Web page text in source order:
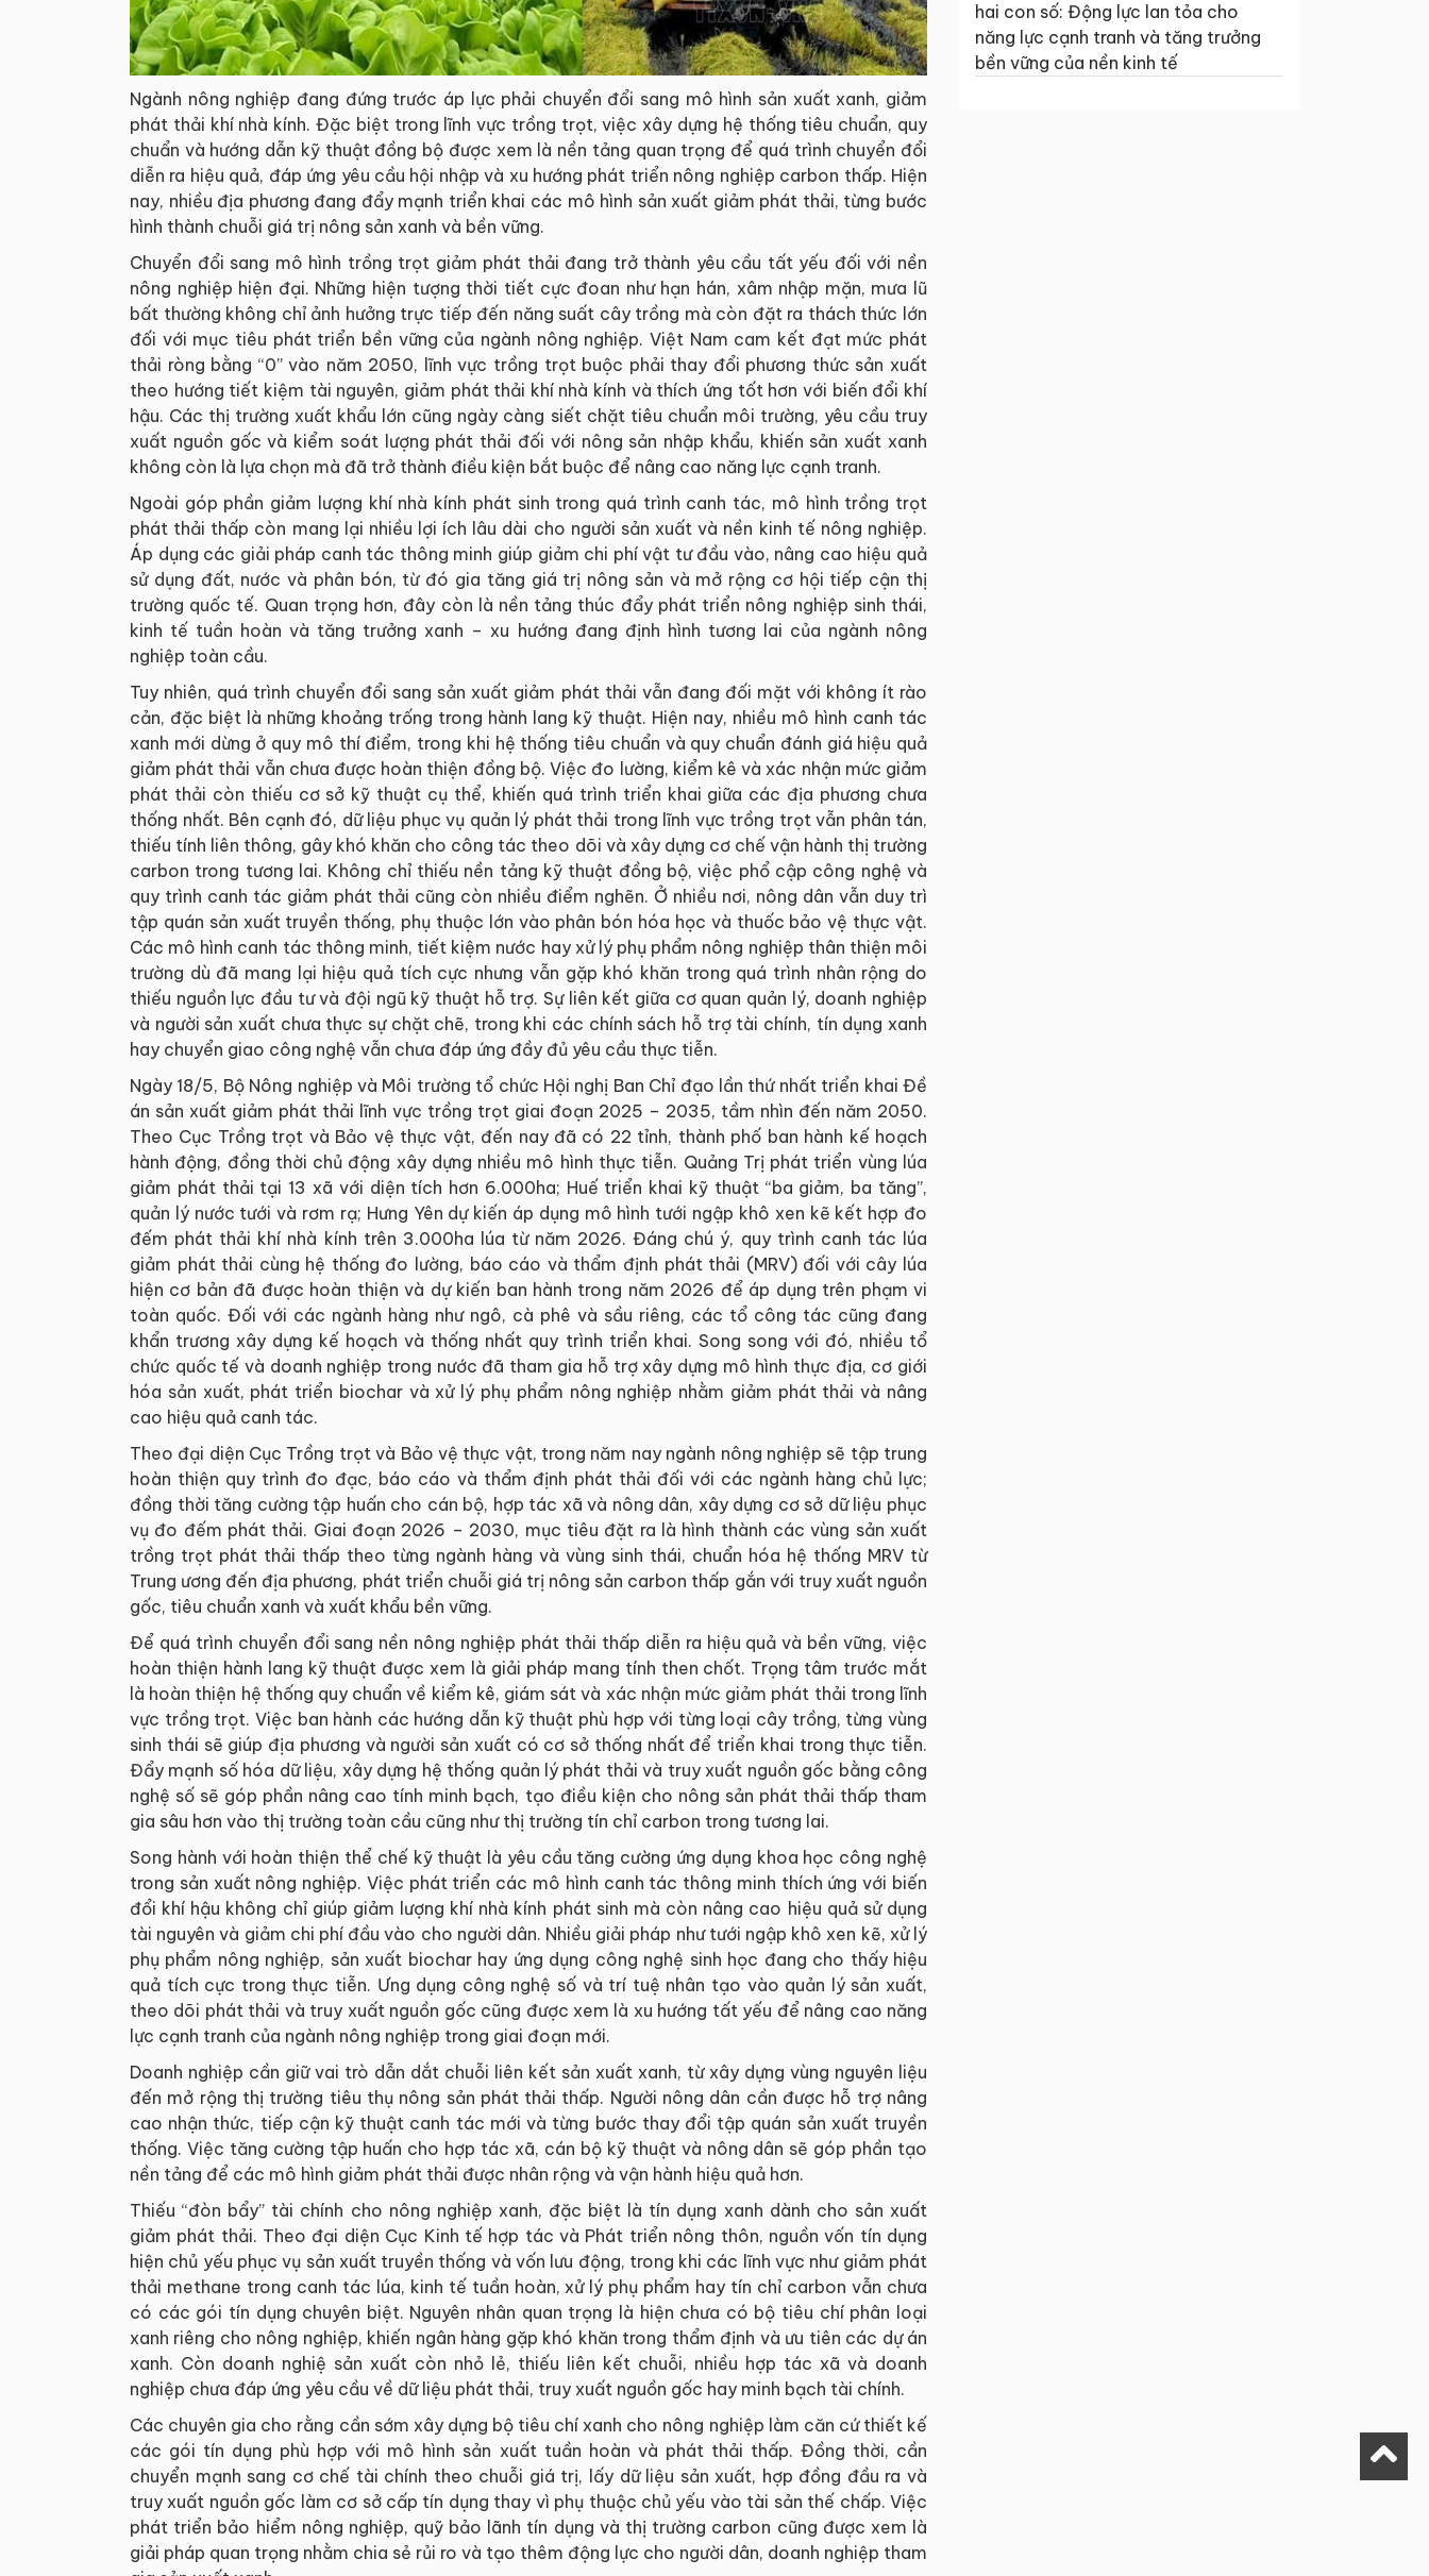
Ngành nông nghiệp đang đứng trước áp lực phải chuyển đổi sang mô hình sản xuất xanh, giảm
phát thải khí nhà kính. Đặc biệt trong lĩnh vực trồng trọt, việc xây dựng hệ thống tiêu chuẩn, quy
chuẩn và hướng dẫn kỹ thuật đồng bộ được xem là nền tảng quan trọng để quá trình chuyển đổi
diễn ra hiệu quả, đáp ứng yêu cầu hội nhập và xu hướng phát triển nông nghiệp carbon thấp. Hiện
nay, nhiều địa phương đang đẩy mạnh triển khai các mô hình sản xuất giảm phát thải, từng bước
hình thành chuỗi giá trị nông sản xanh và bền vững.
Chuyển đổi sang mô hình trồng trọt giảm phát thải đang trở thành yêu cầu tất yếu đối với nền
nông nghiệp hiện đại. Những hiện tượng thời tiết cực đoan như hạn hán, xâm nhập mặn, mưa lũ
bất thường không chỉ ảnh hưởng trực tiếp đến năng suất cây trồng mà còn đặt ra thách thức lớn
đối với mục tiêu phát triển bền vững của ngành nông nghiệp. Việt Nam cam kết đạt mức phát
thải ròng bằng “0” vào năm 2050, lĩnh vực trồng trọt buộc phải thay đổi phương thức sản xuất
theo hướng tiết kiệm tài nguyên, giảm phát thải khí nhà kính và thích ứng tốt hơn với biến đổi khí
hậu. Các thị trường xuất khẩu lớn cũng ngày càng siết chặt tiêu chuẩn môi trường, yêu cầu truy
xuất nguồn gốc và kiểm soát lượng phát thải đối với nông sản nhập khẩu, khiến sản xuất xanh
không còn là lựa chọn mà đã trở thành điều kiện bắt buộc để nâng cao năng lực cạnh tranh.
Ngoài góp phần giảm lượng khí nhà kính phát sinh trong quá trình canh tác, mô hình trồng trọt
phát thải thấp còn mang lại nhiều lợi ích lâu dài cho người sản xuất và nền kinh tế nông nghiệp.
Áp dụng các giải pháp canh tác thông minh giúp giảm chi phí vật tư đầu vào, nâng cao hiệu quả
sử dụng đất, nước và phân bón, từ đó gia tăng giá trị nông sản và mở rộng cơ hội tiếp cận thị
trường quốc tế. Quan trọng hơn, đây còn là nền tảng thúc đẩy phát triển nông nghiệp sinh thái,
kinh tế tuần hoàn và tăng trưởng xanh – xu hướng đang định hình tương lai của ngành nông
nghiệp toàn cầu.
Tuy nhiên, quá trình chuyển đổi sang sản xuất giảm phát thải vẫn đang đối mặt với không ít rào
cản, đặc biệt là những khoảng trống trong hành lang kỹ thuật. Hiện nay, nhiều mô hình canh tác
xanh mới dừng ở quy mô thí điểm, trong khi hệ thống tiêu chuẩn và quy chuẩn đánh giá hiệu quả
giảm phát thải vẫn chưa được hoàn thiện đồng bộ. Việc đo lường, kiểm kê và xác nhận mức giảm
phát thải còn thiếu cơ sở kỹ thuật cụ thể, khiến quá trình triển khai giữa các địa phương chưa
thống nhất. Bên cạnh đó, dữ liệu phục vụ quản lý phát thải trong lĩnh vực trồng trọt vẫn phân tán,
thiếu tính liên thông, gây khó khăn cho công tác theo dõi và xây dựng cơ chế vận hành thị trường
carbon trong tương lai. Không chỉ thiếu nền tảng kỹ thuật đồng bộ, việc phổ cập công nghệ và
quy trình canh tác giảm phát thải cũng còn nhiều điểm nghẽn. Ở nhiều nơi, nông dân vẫn duy trì
tập quán sản xuất truyền thống, phụ thuộc lớn vào phân bón hóa học và thuốc bảo vệ thực vật.
Các mô hình canh tác thông minh, tiết kiệm nước hay xử lý phụ phẩm nông nghiệp thân thiện môi
trường dù đã mang lại hiệu quả tích cực nhưng vẫn gặp khó khăn trong quá trình nhân rộng do
thiếu nguồn lực đầu tư và đội ngũ kỹ thuật hỗ trợ. Sự liên kết giữa cơ quan quản lý, doanh nghiệp
và người sản xuất chưa thực sự chặt chẽ, trong khi các chính sách hỗ trợ tài chính, tín dụng xanh
hay chuyển giao công nghệ vẫn chưa đáp ứng đầy đủ yêu cầu thực tiễn.
Ngày 18/5, Bộ Nông nghiệp và Môi trường tổ chức Hội nghị Ban Chỉ đạo lần thứ nhất triển khai Đề
án sản xuất giảm phát thải lĩnh vực trồng trọt giai đoạn 2025 – 2035, tầm nhìn đến năm 2050.
Theo Cục Trồng trọt và Bảo vệ thực vật, đến nay đã có 22 tỉnh, thành phố ban hành kế hoạch
hành động, đồng thời chủ động xây dựng nhiều mô hình thực tiễn. Quảng Trị phát triển vùng lúa
giảm phát thải tại 13 xã với diện tích hơn 6.000ha; Huế triển khai kỹ thuật “ba giảm, ba tăng”,
quản lý nước tưới và rơm rạ; Hưng Yên dự kiến áp dụng mô hình tưới ngập khô xen kẽ kết hợp đo
đếm phát thải khí nhà kính trên 3.000ha lúa từ năm 2026. Đáng chú ý, quy trình canh tác lúa
giảm phát thải cùng hệ thống đo lường, báo cáo và thẩm định phát thải (MRV) đối với cây lúa
hiện cơ bản đã được hoàn thiện và dự kiến ban hành trong năm 2026 để áp dụng trên phạm vi
toàn quốc. Đối với các ngành hàng như ngô, cà phê và sầu riêng, các tổ công tác cũng đang
khẩn trương xây dựng kế hoạch và thống nhất quy trình triển khai. Song song với đó, nhiều tổ
chức quốc tế và doanh nghiệp trong nước đã tham gia hỗ trợ xây dựng mô hình thực địa, cơ giới
hóa sản xuất, phát triển biochar và xử lý phụ phẩm nông nghiệp nhằm giảm phát thải và nâng
cao hiệu quả canh tác.
Theo đại diện Cục Trồng trọt và Bảo vệ thực vật, trong năm nay ngành nông nghiệp sẽ tập trung
hoàn thiện quy trình đo đạc, báo cáo và thẩm định phát thải đối với các ngành hàng chủ lực;
đồng thời tăng cường tập huấn cho cán bộ, hợp tác xã và nông dân, xây dựng cơ sở dữ liệu phục
vụ đo đếm phát thải. Giai đoạn 2026 – 2030, mục tiêu đặt ra là hình thành các vùng sản xuất
trồng trọt phát thải thấp theo từng ngành hàng và vùng sinh thái, chuẩn hóa hệ thống MRV từ
Trung ương đến địa phương, phát triển chuỗi giá trị nông sản carbon thấp gắn với truy xuất nguồn
gốc, tiêu chuẩn xanh và xuất khẩu bền vững.
Để quá trình chuyển đổi sang nền nông nghiệp phát thải thấp diễn ra hiệu quả và bền vững, việc
hoàn thiện hành lang kỹ thuật được xem là giải pháp mang tính then chốt. Trọng tâm trước mắt
là hoàn thiện hệ thống quy chuẩn về kiểm kê, giám sát và xác nhận mức giảm phát thải trong lĩnh
vực trồng trọt. Việc ban hành các hướng dẫn kỹ thuật phù hợp với từng loại cây trồng, từng vùng
sinh thái sẽ giúp địa phương và người sản xuất có cơ sở thống nhất để triển khai trong thực tiễn.
Đẩy mạnh số hóa dữ liệu, xây dựng hệ thống quản lý phát thải và truy xuất nguồn gốc bằng công
nghệ số sẽ góp phần nâng cao tính minh bạch, tạo điều kiện cho nông sản phát thải thấp tham
gia sâu hơn vào thị trường toàn cầu cũng như thị trường tín chỉ carbon trong tương lai.
Song hành với hoàn thiện thể chế kỹ thuật là yêu cầu tăng cường ứng dụng khoa học công nghệ
trong sản xuất nông nghiệp. Việc phát triển các mô hình canh tác thông minh thích ứng với biến
đổi khí hậu không chỉ giúp giảm lượng khí nhà kính phát sinh mà còn nâng cao hiệu quả sử dụng
tài nguyên và giảm chi phí đầu vào cho người dân. Nhiều giải pháp như tưới ngập khô xen kẽ, xử lý
phụ phẩm nông nghiệp, sản xuất biochar hay ứng dụng công nghệ sinh học đang cho thấy hiệu
quả tích cực trong thực tiễn. Ưng dụng công nghệ số và trí tuệ nhân tạo vào quản lý sản xuất,
theo dõi phát thải và truy xuất nguồn gốc cũng được xem là xu hướng tất yếu để nâng cao năng
lực cạnh tranh của ngành nông nghiệp trong giai đoạn mới.
Doanh nghiệp cần giữ vai trò dẫn dắt chuỗi liên kết sản xuất xanh, từ xây dựng vùng nguyên liệu
đến mở rộng thị trường tiêu thụ nông sản phát thải thấp. Người nông dân cần được hỗ trợ nâng
cao nhận thức, tiếp cận kỹ thuật canh tác mới và từng bước thay đổi tập quán sản xuất truyền
thống. Việc tăng cường tập huấn cho hợp tác xã, cán bộ kỹ thuật và nông dân sẽ góp phần tạo
nền tảng để các mô hình giảm phát thải được nhân rộng và vận hành hiệu quả hơn.
Thiếu “đòn bẩy” tài chính cho nông nghiệp xanh, đặc biệt là tín dụng xanh dành cho sản xuất
giảm phát thải. Theo đại diện Cục Kinh tế hợp tác và Phát triển nông thôn, nguồn vốn tín dụng
hiện chủ yếu phục vụ sản xuất truyền thống và vốn lưu động, trong khi các lĩnh vực như giảm phát
thải methane trong canh tác lúa, kinh tế tuần hoàn, xử lý phụ phẩm hay tín chỉ carbon vẫn chưa
có các gói tín dụng chuyên biệt. Nguyên nhân quan trọng là hiện chưa có bộ tiêu chí phân loại
xanh riêng cho nông nghiệp, khiến ngân hàng gặp khó khăn trong thẩm định và ưu tiên các dự án
xanh. Còn doanh nghiệ sản xuất còn nhỏ lẻ, thiếu liên kết chuỗi, nhiều hợp tác xã và doanh
nghiệp chưa đáp ứng yêu cầu về dữ liệu phát thải, truy xuất nguồn gốc hay minh bạch tài chính.
Các chuyên gia cho rằng cần sớm xây dựng bộ tiêu chí xanh cho nông nghiệp làm căn cứ thiết kế
các gói tín dụng phù hợp với mô hình sản xuất tuần hoàn và phát thải thấp. Đồng thời, cần
chuyển mạnh sang cơ chế tài chính theo chuỗi giá trị, lấy dữ liệu sản xuất, hợp đồng đầu ra và
truy xuất nguồn gốc làm cơ sở cấp tín dụng thay vì phụ thuộc chủ yếu vào tài sản thế chấp. Việc
phát triển bảo hiểm nông nghiệp, quỹ bảo lãnh tín dụng và thị trường carbon cũng được xem là
giải pháp quan trọng nhằm chia sẻ rủi ro và tạo thêm động lực cho người dân, doanh nghiệp tham
hai con số: Động lực lan tỏa cho
năng lực cạnh tranh và tăng trưởng
bền vững của nền kinh tế